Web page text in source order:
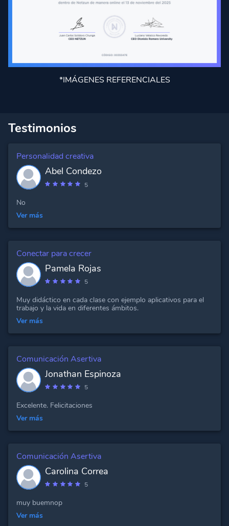
*IMÁGENES REFERENCIALES
Testimonios
Personalidad creativa
Abel Condezo
5
No
Ver más
Conectar para crecer
Pamela Rojas
5
Muy didáctico en cada clase con ejemplo aplicativos para el
trabajo y la vida en diferentes ámbitos.
Ver más
Comunicación Asertiva
Jonathan Espinoza
5
Excelente. Felicitaciones
Ver más
Comunicación Asertiva
Carolina Correa
5
muy buemnop
Ver más